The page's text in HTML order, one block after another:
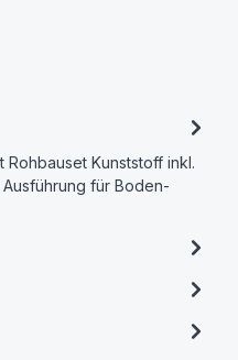
Rohbauset Kunststoff inkl.
für Boden-